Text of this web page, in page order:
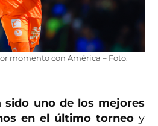
momento con América – Foto:
sido uno de los mejores
en el último torneoy